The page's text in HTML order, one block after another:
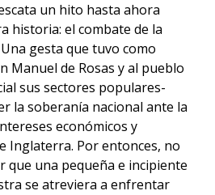
un hito hasta ahora
historia: el combate de la
gesta que tuvo como
Manuel de Rosas y al pueblo
sus sectores populares-
la soberanía nacional ante la
económicos y
Inglaterra. Por entonces, no
que una pequeña e incipiente
se atreviera a enfrentar